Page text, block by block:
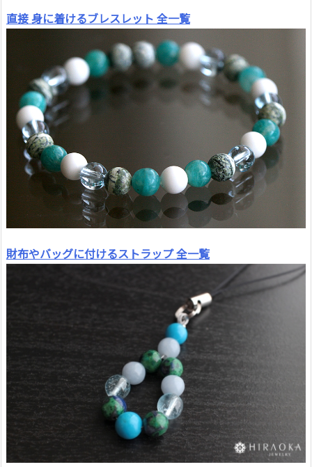
直接 身に着けるブレスレット 全一覧
財布やバッグに付けるストラップ 全一覧